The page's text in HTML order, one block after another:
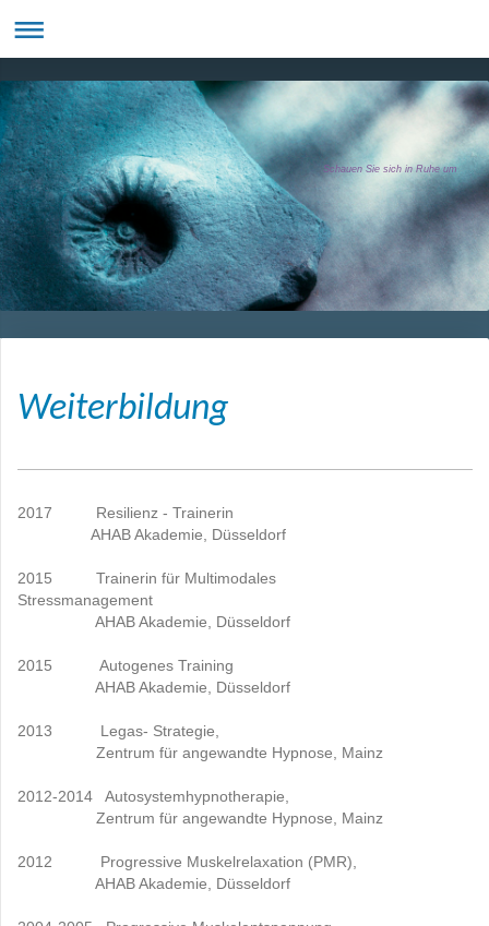
Schauen Sie sich in Ruhe um
Weiterbildung
2017 Resilienz - Trainerin
AHAB Akademie, Düsseldorf
2015 Trainerin für Multimodales
Stressmanagement
AHAB Akademie, Düsseldorf
2015 Autogenes Training
AHAB Akademie, Düsseldorf
2013 Legas- Strategie,
Zentrum für angewandte Hypnose, Mainz
2012-2014 Autosystemhypnotherapie,
Zentrum für angewandte Hypnose, Mainz
2012 Progressive Muskelrelaxation (PMR),
AHAB Akademie, Düsseldorf